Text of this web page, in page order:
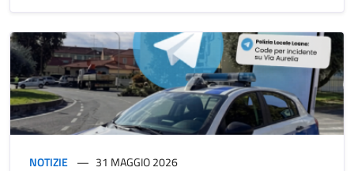
NOTIZIE 31 MAGGIO 2026